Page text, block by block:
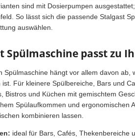
sind mit Dosierpumpen
So lässt sich die passende Stalgast
auswählen.
Spülmaschine passt zu
Spülmaschine hängt vor allem davon
Für kleinere Spülbereiche, Bars und
Bistros und Küchen mit gemischtem
Spülaufkommen und ergonomischen
kombinieren lassen.
ideal für Bars, Cafés, Thekenbereiche